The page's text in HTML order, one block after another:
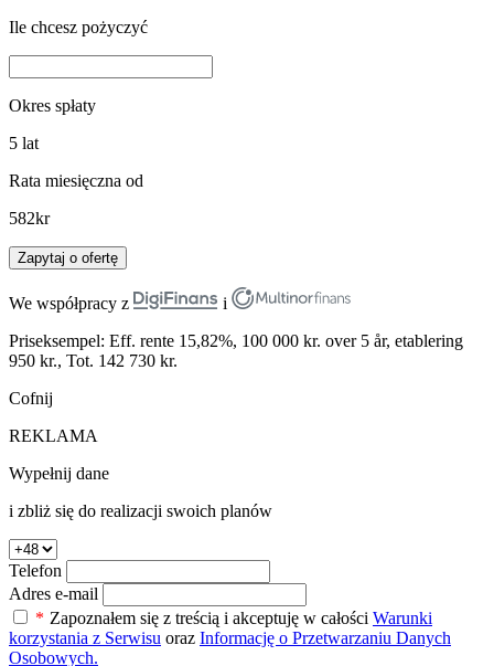
Ile chcesz pożyczyć
Okres spłaty
5 lat
Rata miesięczna od
582kr
Zapytaj o ofertę
We współpracy z
i
Priseksempel: Eff. rente 15,82%, 100 000 kr. over 5 år, etablering
950 kr., Tot. 142 730 kr.
Cofnij
REKLAMA
Wypełnij dane
i zbliż się do realizacji swoich planów
Telefon
Adres e-mail
* Zapoznałem się z treścią i akceptuję w całości Warunki
korzystania z Serwisu oraz Informację o Przetwarzaniu Danych
Osobowych.